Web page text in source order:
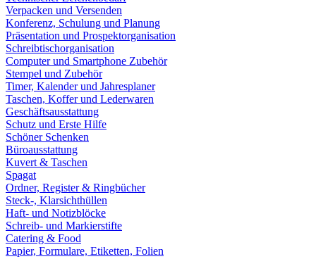
Verpacken und Versenden
Konferenz, Schulung und Planung
Präsentation und Prospektorganisation
Schreibtischorganisation
Computer und Smartphone Zubehör
Stempel und Zubehör
Timer, Kalender und Jahresplaner
Taschen, Koffer und Lederwaren
Geschäftsausstattung
Schutz und Erste Hilfe
Schöner Schenken
Büroausstattung
Kuvert & Taschen
Spagat
Ordner, Register & Ringbücher
Steck-, Klarsichthüllen
Haft- und Notizblöcke
Schreib- und Markierstifte
Catering & Food
Papier, Formulare, Etiketten, Folien